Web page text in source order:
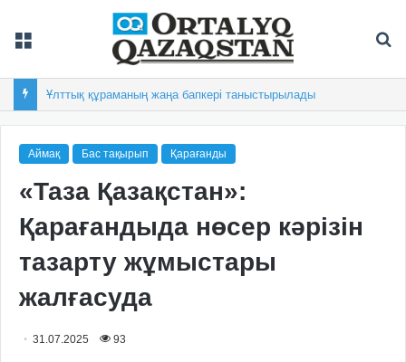
Ұлттық құраманың жаңа бапкері таныстырылады
Аймақ Бас тақырып Қарағанды
«Таза Қазақстан»:
Қарағандыда нөсер кәрізін
тазарту жұмыстары
жалғасуда
31.07.2025 93